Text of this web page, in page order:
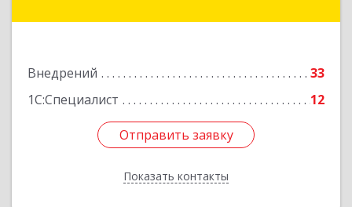
Внедрений
33
1С:Специалист
12
Отправить заявку
Показать контакты
Отправить заявку
Назад